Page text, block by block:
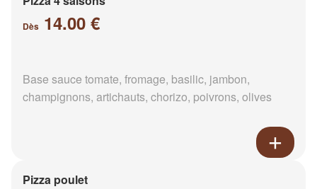
Dès 14.00 €
Base sauce tomate, fromage, basilic, jambon,
champignons, artichauts, chorizo, poivrons, olives
Pizza poulet